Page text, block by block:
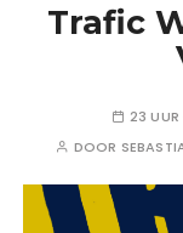
Trafic
23 UUR
DOOR